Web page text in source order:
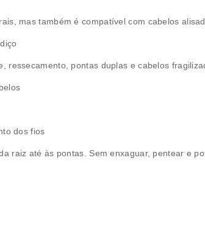
mas também é compatível com cabelos
ressecamento, pontas duplas e cabelos
dos fios
raiz até às pontas. Sem enxaguar, pentear e